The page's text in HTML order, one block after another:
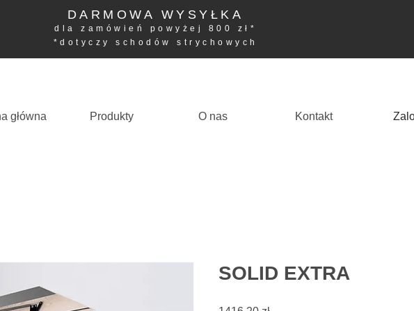
DARMOWA WYSYŁKA
dla zamówień powyżej 800 zł*
*dotyczy schodów strychowych
główna Produkty O nas Kontakt
SOLID EXTRA